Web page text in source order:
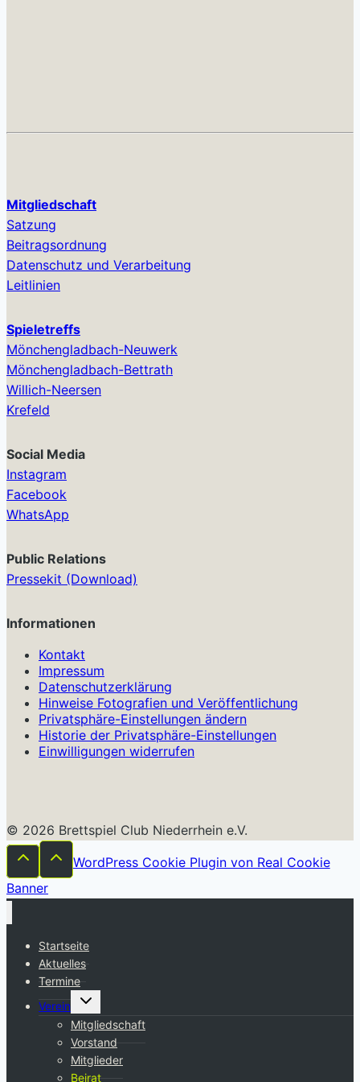
Mitgliedschaft
Satzung
Beitragsordnung
Datenschutz und Verarbeitung
Leitlinien
Spieletreffs
Mönchengladbach-Neuwerk
Mönchengladbach-Bettrath
Willich-Neersen
Krefeld
Social Media
Instagram
Facebook
WhatsApp
Public Relations
Pressekit (Download)
Informationen
Kontakt
Impressum
Datenschutzerklärung
Hinweise Fotografien und Veröffentlichung
Privatsphäre-Einstellungen ändern
Historie der Privatsphäre-Einstellungen
Einwilligungen widerrufen
© 2026 Brettspiel Club Niederrhein e.V.
WordPress Cookie Plugin von Real Cookie
Banner
Startseite
Aktuelles
Termine
Verein
Untermenü
Mitgliedschaft
Vorstand
Mitglieder
Beirat